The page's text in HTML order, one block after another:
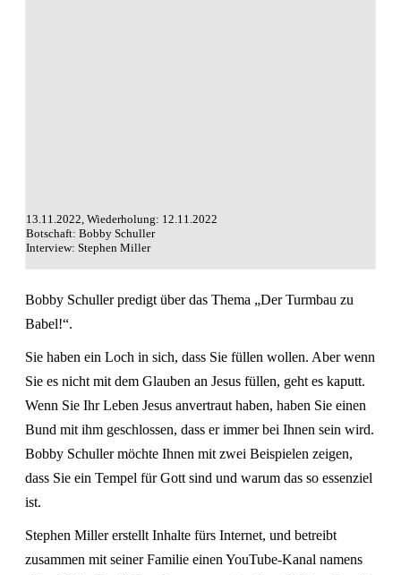
13.11.2022, Wiederholung: 12.11.2022
Botschaft: Bobby Schuller
Interview: Stephen Miller
Bobby Schuller predigt über das Thema „Der Turmbau zu
Babel!“.
Sie haben ein Loch in sich, dass Sie füllen wollen. Aber wenn
Sie es nicht mit dem Glauben an Jesus füllen, geht es kaputt.
Wenn Sie Ihr Leben Jesus anvertraut haben, haben Sie einen
Bund mit ihm geschlossen, dass er immer bei Ihnen sein wird.
Bobby Schuller möchte Ihnen mit zwei Beispielen zeigen,
dass Sie ein Tempel für Gott sind und warum das so essenziel
ist.
Stephen Miller erstellt Inhalte fürs Internet, und betreibt
zusammen mit seiner Familie einen YouTube-Kanal namens